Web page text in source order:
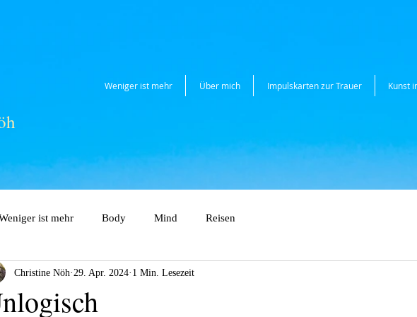
Weniger ist mehr Über mich Impulskarten zur Trauer Kunst
ist mehr Body Mind Reisen
Christine Nöh 29. Apr. 2024 1 Min. Lesezeit